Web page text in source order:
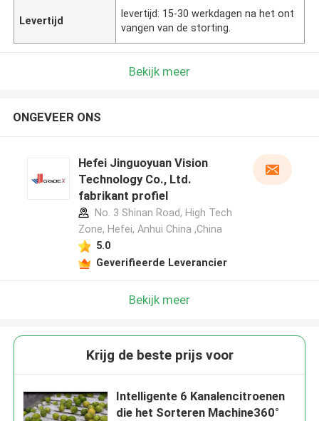
Levertijd
levertijd: 15-30 werkdagen na het ont
vangen van de storting.
Bekijk meer
ONGEVEER ONS
Hefei Jinguoyuan Vision
Technology Co., Ltd.
fabrikant profiel
No. 3 Shinan Road, High Tech
Zone, Hefei, Anhui China ,China
5.0
Geverifieerde Leverancier
Bekijk meer
Krijg de beste prijs voor
Intelligente 6 Kanalencitroenen
die het Sorteren Machine360°